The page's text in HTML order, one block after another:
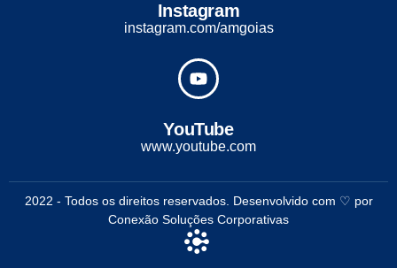
Instagram
instagram.com/amgoias
YouTube
www.youtube.com
2022 - Todos os direitos reservados. Desenvolvido com ♡ por
Conexão Soluções Corporativas